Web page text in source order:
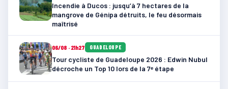
Incendie à Ducos : jusqu’à 7 hectares de la
mangrove de Génipa détruits, le feu désormais
maîtrisé
06/08 · 21h27 GUADELOUPE
Tour cycliste de Guadeloupe 2026 : Edwin Nubul
décroche un Top 10 lors de la 7ᵉ étape